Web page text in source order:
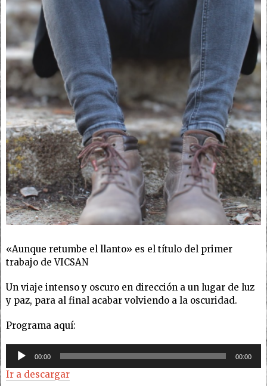
«Aunque retumbe el llanto» es el título del primer
trabajo de VICSAN
Un viaje intenso y oscuro en dirección a un lugar de luz
y paz, para al final acabar volviendo a la oscuridad.
Programa aquí:
Reproductor
audio
00:00 00:00
Ir a descargar